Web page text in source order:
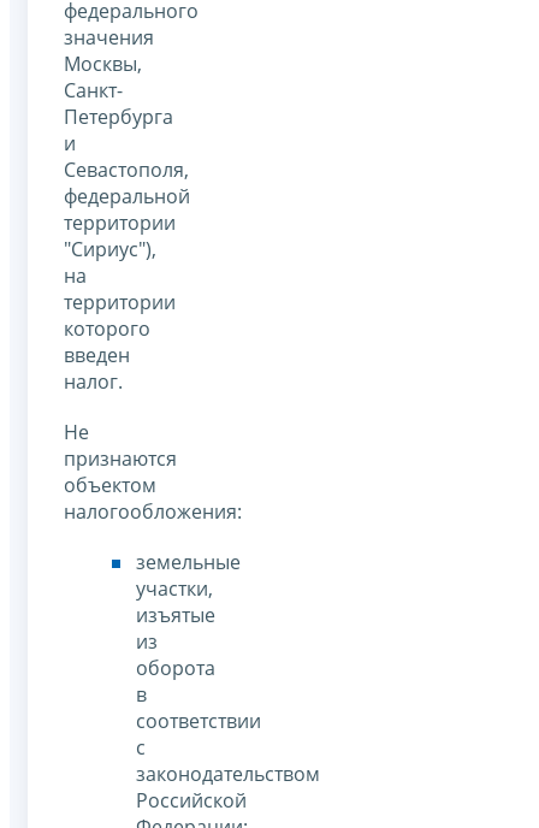
федерального
значения
Москвы,
Санкт-
Петербурга
и
Севастополя,
федеральной
территории
"Сириус"),
на
территории
которого
введен
налог.
Не
признаются
объектом
налогообложения:
земельные
участки,
изъятые
из
оборота
в
соответствии
с
законодательством
Российской